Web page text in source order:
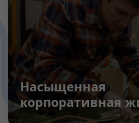
Насыщенная
корпоративная